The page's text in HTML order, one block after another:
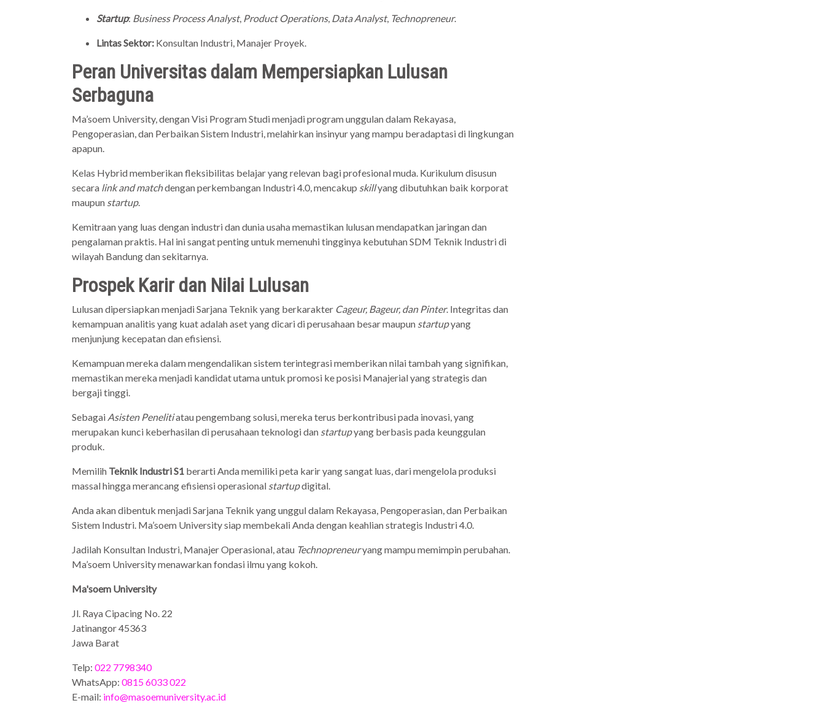
Startup: Business Process Analyst, Product Operations, Data Analyst, Technopreneur.
Lintas Sektor: Konsultan Industri, Manajer Proyek.
Peran Universitas dalam Mempersiapkan Lulusan
Serbaguna
Ma’soem University, dengan Visi Program Studi menjadi program unggulan dalam Rekayasa,
Pengoperasian, dan Perbaikan Sistem Industri, melahirkan insinyur yang mampu beradaptasi di lingkungan
apapun.
Kelas Hybrid memberikan fleksibilitas belajar yang relevan bagi profesional muda. Kurikulum disusun
secara link and matchdengan perkembangan Industri 4.0, mencakup skillyang dibutuhkan baik korporat
maupun startup.
Kemitraan yang luas dengan industri dan dunia usaha memastikan lulusan mendapatkan jaringan dan
pengalaman praktis. Hal ini sangat penting untuk memenuhi tingginya kebutuhan SDM Teknik Industri di
wilayah Bandung dan sekitarnya.
Prospek Karir dan Nilai Lulusan
Lulusan dipersiapkan menjadi Sarjana Teknik yang berkarakter Cageur, Bageur, dan Pinter. Integritas dan
kemampuan analitis yang kuat adalah aset yang dicari di perusahaan besar maupun startupyang
menjunjung kecepatan dan efisiensi.
Kemampuan mereka dalam mengendalikan sistem terintegrasi memberikan nilai tambah yang signifikan,
memastikan mereka menjadi kandidat utama untuk promosi ke posisi Manajerial yang strategis dan
bergaji tinggi.
Sebagai Asisten Penelitiatau pengembang solusi, mereka terus berkontribusi pada inovasi, yang
merupakan kunci keberhasilan di perusahaan teknologi dan startupyang berbasis pada keunggulan
produk.
Memilih Teknik Industri S1 berarti Anda memiliki peta karir yang sangat luas, dari mengelola produksi
massal hingga merancang efisiensi operasional startupdigital.
Anda akan dibentuk menjadi Sarjana Teknik yang unggul dalam Rekayasa, Pengoperasian, dan Perbaikan
Sistem Industri. Ma’soem University siap membekali Anda dengan keahlian strategis Industri 4.0.
Jadilah Konsultan Industri, Manajer Operasional, atau Technopreneuryang mampu memimpin perubahan.
Ma’soem University menawarkan fondasi ilmu yang kokoh.
Ma'soem University
Jl. Raya Cipacing No. 22
Jatinangor 45363
Jawa Barat
Telp: 022 7798340
WhatsApp: 0815 6033 022
E-mail: info@masoemuniversity.ac.id